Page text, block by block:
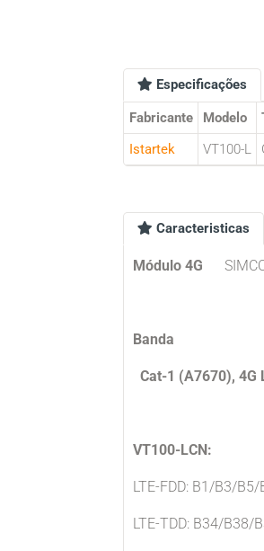
Especificações
Fabricante Modelo
Istartek
VT100-L
Caracteristicas
Módulo 4G
Banda
Cat-1 (A7670), 4G
VT100-LCN:
LTE-FDD: B1/B3/B5/
LTE-TDD: B34/B38/